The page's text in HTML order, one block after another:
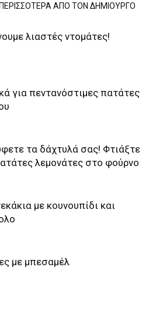
ΠΕΡΙΣΣΟΤΕΡΑ ΑΠΟ ΤΟΝ ΔΗΜΙΟΥΡΓΟ
λιαστές ντομάτες!
για πεντανόστιμες πατάτες
τα δάχτυλά σας! Φτιάξτε
λεμονάτες στο φούρνο
με κουνουπίδι και
με μπεσαμέλ